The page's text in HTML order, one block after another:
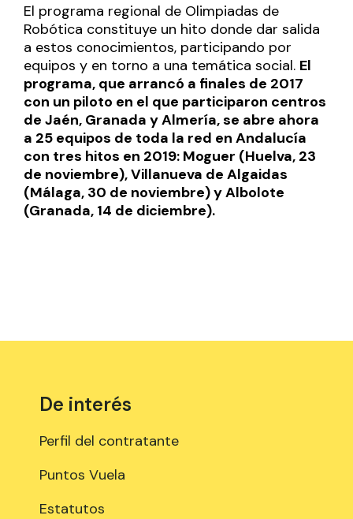
El programa regional de Olimpiadas de
Robótica constituye un hito donde dar salida
a estos conocimientos, participando por
equipos y en torno a una temática social. El
programa, que arrancó a finales de 2017
con un piloto en el que participaron centros
de Jaén, Granada y Almería, se abre ahora
a 25 equipos de toda la red en Andalucía
con tres hitos en 2019: Moguer (Huelva, 23
de noviembre), Villanueva de Algaidas
(Málaga, 30 de noviembre) y Albolote
(Granada, 14 de diciembre).
De interés
Perfil del contratante
Puntos Vuela
Estatutos